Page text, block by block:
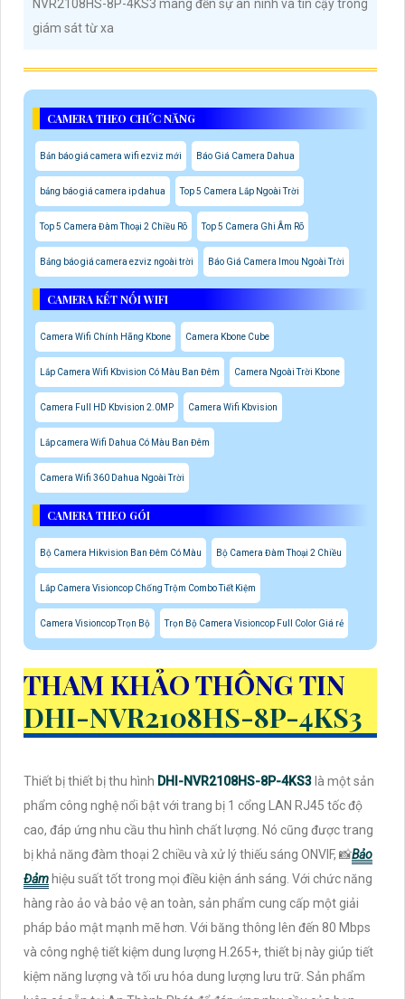
NVR2108HS-8P-4KS3 mang đến sự an ninh và tin cậy trong
giám sát từ xa
CAMERA THEO CHỨC NĂNG
Bản báo giá camera wifi ezviz mới Báo Giá Camera Dahua
bảng báo giá camera ip dahua Top 5 Camera Lắp Ngoài Trời
Top 5 Camera Đàm Thoại 2 Chiều Rõ Top 5 Camera Ghi Âm Rõ
Bảng báo giá camera ezviz ngoài trời Báo Giá Camera Imou Ngoài Trời
CAMERA KẾT NỐI WIFI
Camera Wifi Chính Hãng Kbone Camera Kbone Cube
Lắp Camera Wifi Kbvision Có Màu Ban Đêm Camera Ngoài Trời Kbone
Camera Full HD Kbvision 2.0MP Camera Wifi Kbvision
Lắp camera Wifi Dahua Có Màu Ban Đêm
Camera Wifi 360 Dahua Ngoài Trời
CAMERA THEO GÓI
Bộ Camera Hikvision Ban Đêm Có Màu Bộ Camera Đàm Thoại 2 Chiều
Lắp Camera Visioncop Chống Trộm Combo Tiết Kiệm
Camera Visioncop Trọn Bộ Trọn Bộ Camera Visioncop Full Color Giá rẻ
THAM KHẢO THÔNG TIN
DHI-NVR2108HS-8P-4KS3
Thiết bị thiết bị thu hình DHI-NVR2108HS-8P-4KS3 là một sản
phẩm công nghệ nổi bật với trang bị 1 cổng LAN RJ45 tốc độ
cao, đáp ứng nhu cầu thu hình chất lượng. Nó cũng được trang
bị khả năng đàm thoại 2 chiều và xử lý thiếu sáng ONVIF, 📸Bảo
Đảm hiệu suất tốt trong mọi điều kiện ánh sáng. Với chức năng
hàng rào ảo và bảo vệ an toàn, sản phẩm cung cấp một giải
pháp bảo mật mạnh mẽ hơn. Với băng thông lên đến 80 Mbps
và công nghệ tiết kiệm dung lượng H.265+, thiết bị này giúp tiết
kiệm năng lượng và tối ưu hóa dung lượng lưu trữ. Sản phẩm